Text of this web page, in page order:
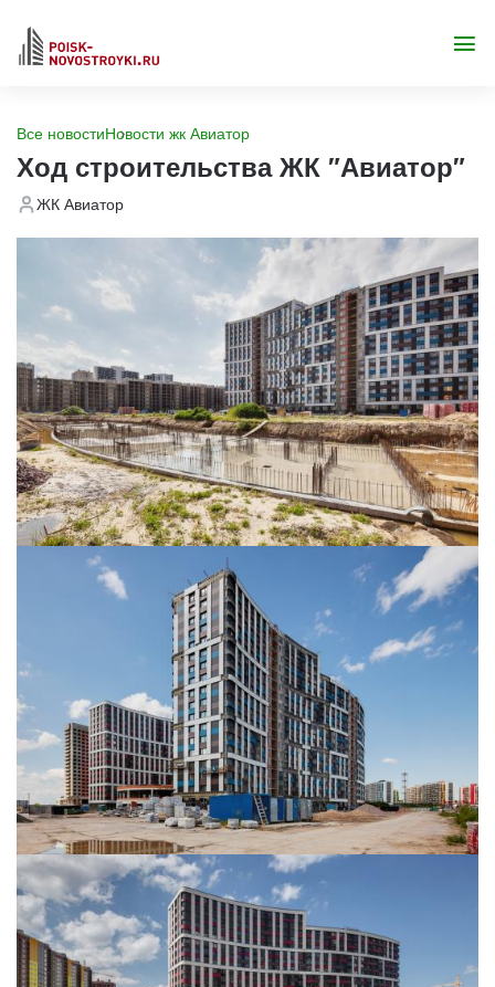
Все новостиНовости жк Авиатор
Ход строительства ЖК "Авиатор"
ЖК Авиатор